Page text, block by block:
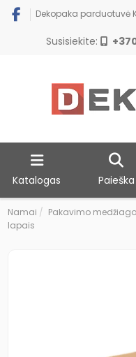
Dekopaka parduotuvė
Susisiekite:
Katalogas Paieška
Namai Pakavimo
lapais